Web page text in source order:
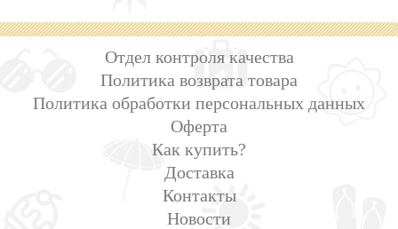
Отдел контроля качества
Политика возврата товара
Политика обработки персональных данных
Оферта
Как купить?
Доставка
Контакты
Новости